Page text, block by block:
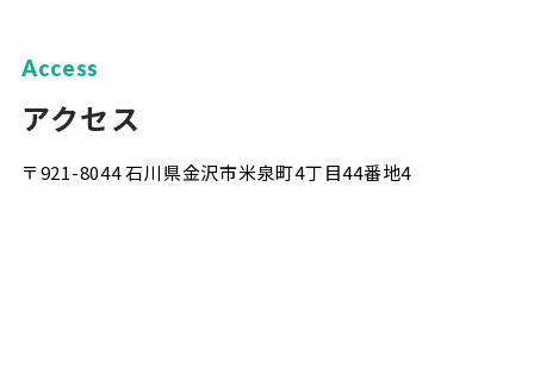
Access
アクセス
〒921-8044 石川県金沢市米泉町4丁目44番地4